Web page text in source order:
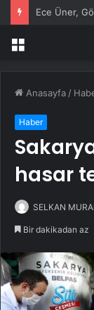
Menü
Anasayfa /
Haber
hasar
SELKAN
Bir dakikadan az